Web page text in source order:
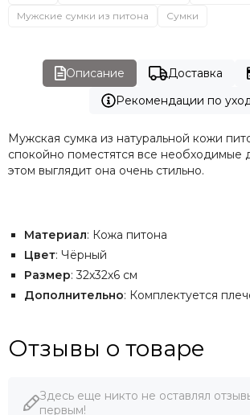
Мужские сумки из питона
Сумки
Описание Доставка
Рекомендации по
Мужская сумка из натуральной кожи
спокойно поместятся все необходимые
этом выглядит она очень стильно.
Материал: Кожа питона
Цвет: Чёрный
Размер: 32х32х6 см
Дополнительно: Комплектуется
Отзывы о товаре
Здесь еще никто не оставлял
первым!